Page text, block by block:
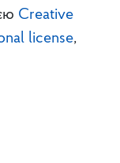
Creative
license,